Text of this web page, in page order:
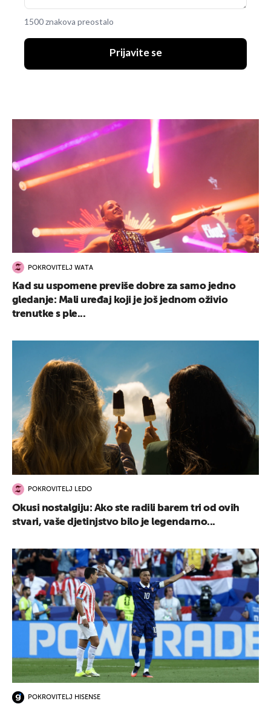
1500 znakova preostalo
Prijavite se
POKROVITELJ WATA
Kad su uspomene previše dobre za samo jedno
gledanje: Mali uređaj koji je još jednom oživio
trenutke s ple...
POKROVITELJ LEDO
Okusi nostalgiju: Ako ste radili barem tri od ovih
stvari, vaše djetinjstvo bilo je legendarno...
POKROVITELJ HISENSE